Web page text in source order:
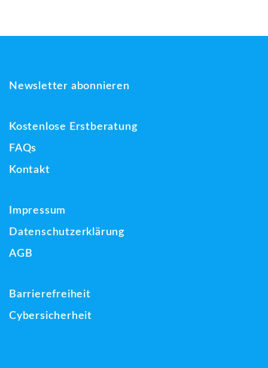
Newsletter abonnieren
Kostenlose Erstberatung
FAQs
Kontakt
Impressum
Datenschutzerklärung
AGB
Barrierefreiheit
Cybersicherheit